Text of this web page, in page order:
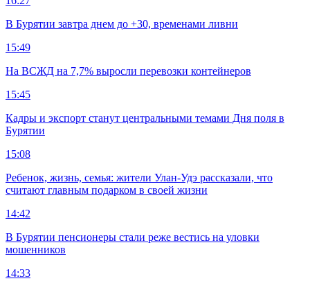
В Бурятии завтра днем до +30, временами ливни
15:49
На ВСЖД на 7,7% выросли перевозки контейнеров
15:45
Кадры и экспорт станут центральными темами Дня поля в
Бурятии
15:08
Ребенок, жизнь, семья: жители Улан-Удэ рассказали, что
считают главным подарком в своей жизни
14:42
В Бурятии пенсионеры стали реже вестись на уловки
мошенников
14:33